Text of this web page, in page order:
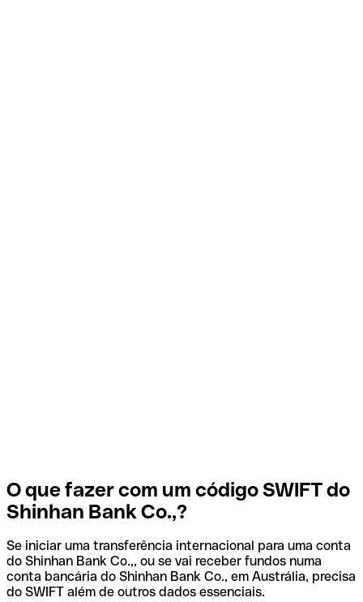
O que fazer com um código SWIFT do
Shinhan Bank Co.,?
Se iniciar uma transferência internacional para uma conta
do Shinhan Bank Co.,, ou se vai receber fundos numa
conta bancária do Shinhan Bank Co., em Austrália, precisa
do SWIFT além de outros dados essenciais.